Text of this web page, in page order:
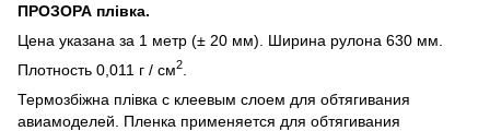
ПРОЗОРА плівка.
Цена указана за 1 метр (± 20 мм). Ширина рулона 630 мм.
Плотность 0,011 г / см2
Термозбіжна плівка с клеевым слоем для обтягивания
авиамоделей. Пленка применяется для обтягивания